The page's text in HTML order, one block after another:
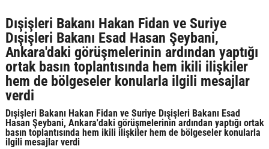
Dışişleri Bakanı Hakan Fidan ve Suriye
Dışişleri Bakanı Esad Hasan Şeybani,
Ankara'daki görüşmelerinin ardından yaptığı
ortak basın toplantısında hem ikili ilişkiler
hem de bölgeseler konularla ilgili mesajlar
verdi
Dışişleri Bakanı Hakan Fidan ve Suriye Dışişleri Bakanı Esad
Hasan Şeybani, Ankara'daki görüşmelerinin ardından yaptığı ortak
basın toplantısında hem ikili ilişkiler hem de bölgeseler konularla
ilgili mesajlar verdi